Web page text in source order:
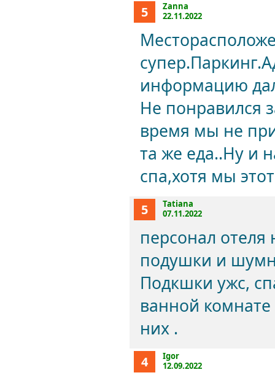
5
Zanna
22.11.2022
информацию
Не понравился
время мы не
та же еда..Ну и
спа,хотя мы
5
Tatiana
07.11.2022
персонал
подушки и
Подкшки ужс,
ванной комнате
них .
4
Igor
12.09.2022